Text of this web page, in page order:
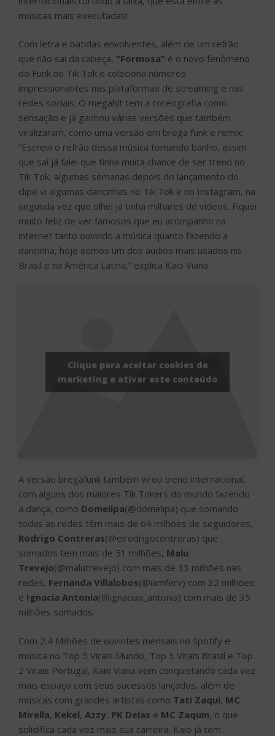
músicas mais executadas!
Com letra e batidas envolventes, além de um refrão
que não sai da cabeça, “Formosa” é o novo fenômeno
do Funk no Tik Tok e coleciona números
impressionantes nas plataformas de streaming e nas
redes sociais. O megahit tem a coreografia como
sensação e já ganhou várias versões que também
viralizaram, como uma versão em brega funk e remix.
“Escrevi o refrão dessa música tomando banho, assim
que saí já falei que tinha muita chance de ser trend no
Tik Tok, algumas semanas depois do lançamento do
clipe vi algumas dancinhas no Tik Tok e no Instagram, na
segunda vez que olhei já tinha milhares de vídeos. Fiquei
muito feliz de ver famosos que eu acompanho na
internet tanto ouvindo a música quanto fazendo a
dancinha, hoje somos um dos áudios mais usados no
Brasil e na América Latina,” explica Kaio Viana.
Clique para aceitar cookies de
marketing e ativar este conteúdo
A versão bregafunk também virou trend internacional,
com alguns dos maiores Tik Tokers do mundo fazendo
a dança, como Domelipa(@domelipa) que somando
todas as redes têm mais de 64 milhões de seguidores,
Rodrigo Contreras(@elrodrigocontreras) que
somados tem mais de 51 milhões, Malu
Trevejo(@malutrevejo) com mais de 33 milhões nas
redes, Fernanda Villalobos(@iamferv) com 32 milhões
e Ignacia Antonia(@ignaciaa_antonia) com mais de 35
milhões somados.
Com 2.4 Milhões de ouvintes mensais no Spotify e
música no Top 5 Virais Mundo, Top 3 Virais Brasil e Top
2 Virais Portugal, Kaio Viana vem conquistando cada vez
mais espaço com seus sucessos lançados, além de
músicas com grandes artistas como Tati Zaqui, MC
Mirella, Kekel, Azzy, PK Delas e MC Zaquin, o que
solidifica cada vez mais sua carreira. Kaio já tem